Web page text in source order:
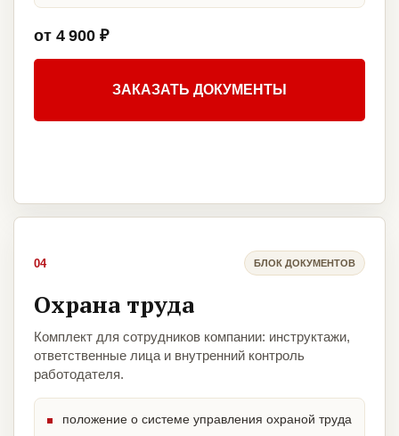
от 4 900 ₽
ЗАКАЗАТЬ ДОКУМЕНТЫ
04 БЛОК ДОКУМЕНТОВ
Охрана труда
Комплект для сотрудников компании: инструктажи,
ответственные лица и внутренний контроль
работодателя.
положение о системе управления охраной труда